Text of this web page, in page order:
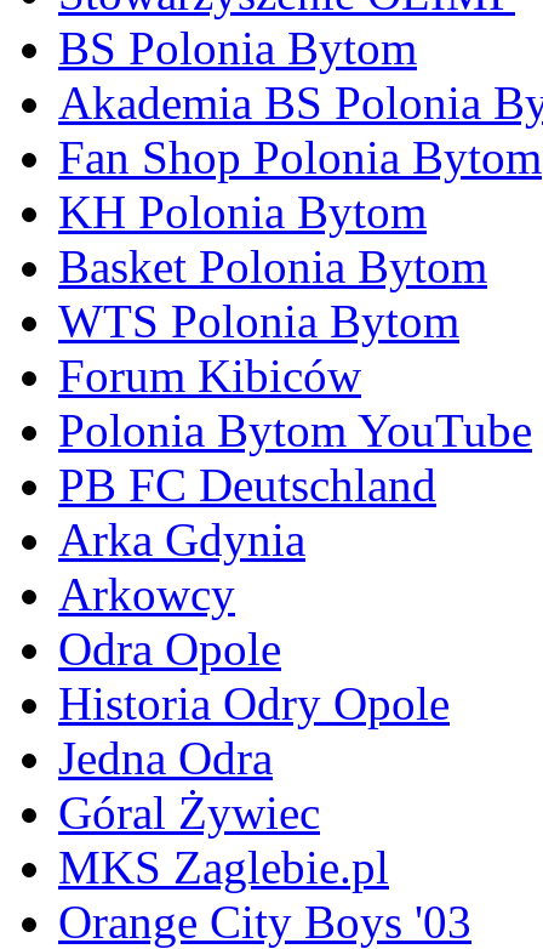
BS Polonia Bytom
Akademia BS Polonia
Fan Shop Polonia Bytom
KH Polonia Bytom
Basket Polonia Bytom
WTS Polonia Bytom
Forum Kibiców
Polonia Bytom YouTube
PB FC Deutschland
Arka Gdynia
Arkowcy
Odra Opole
Historia Odry Opole
Jedna Odra
Góral Żywiec
MKS Zaglebie.pl
Orange City Boys '03